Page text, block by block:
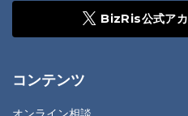
BizRis公式ア
コンテンツ